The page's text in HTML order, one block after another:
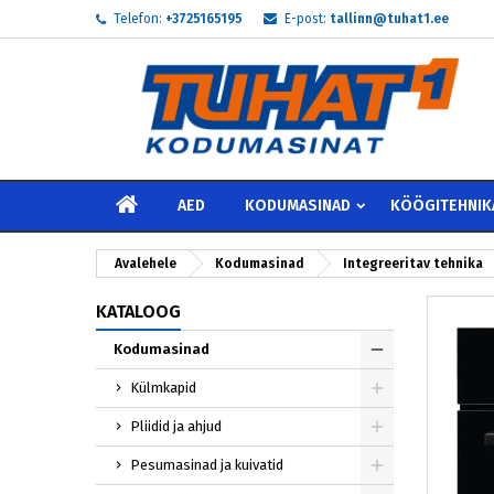
Telefon: +3725165195 E-post: tallinn@tuhat1.ee
AVALEHELE
AED KODUMASINAD
Avalehele Kodumasinad Integreeritav tehnika
KATALOOG
Kodumasinad
Külmkapid
Pliidid ja ahjud
Pesumasinad ja kuivatid